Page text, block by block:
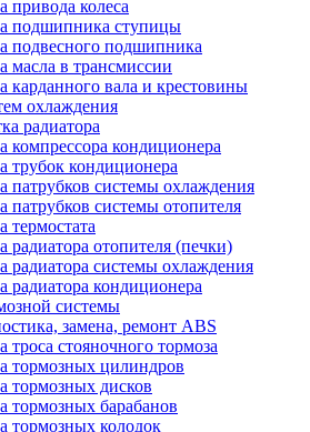
привода колеса
подшипника ступицы
подвесного подшипника
масла в трансмиссии
карданного вала и крестовины
охлаждения
радиатора
компрессора кондиционера
трубок кондиционера
патрубков системы охлаждения
патрубков системы отопителя
термостата
радиатора отопителя (печки)
радиатора системы охлаждения
радиатора кондиционера
системы
замена, ремонт ABS
троса стояночного тормоза
тормозных цилиндров
тормозных дисков
тормозных барабанов
тормозных колодок